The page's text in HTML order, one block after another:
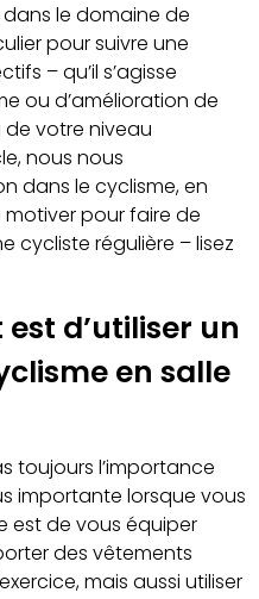
le domaine de
pour suivre une
– qu’il s’agisse
ou d’amélioration de
votre niveau
nous nous
dans le cyclisme, en
pour faire de
cycliste régulière – lisez
d’utiliser un
en salle
toujours l’importance
importante lorsque vous
est de vous équiper
des vêtements
mais aussi utiliser